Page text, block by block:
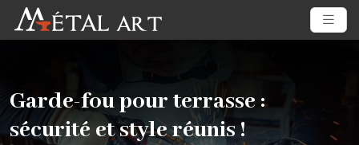
Garde-fou pour terrasse :
sécurité et style réunis !